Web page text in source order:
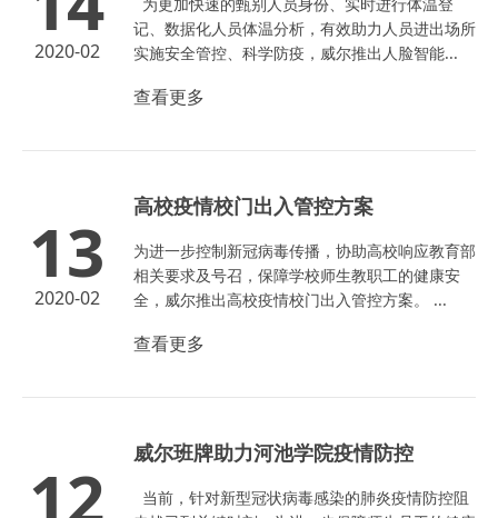
2020-02
记、数据化人员体温分析，有效助力人员进出场所
实施安全管控、科学防疫，威尔推出人脸智能...
查看更多
13
2020-02
高校疫情校门出入管控方案
为进一步控制新冠病毒传播，协助高校响应教育部
相关要求及号召，保障学校师生教职工的健康安
全，威尔推出高校疫情校门出入管控方案。 ...
查看更多
12 威尔班牌助力河池学院疫情防控
当前，针对新型冠状病毒感染的肺炎疫情防控阻